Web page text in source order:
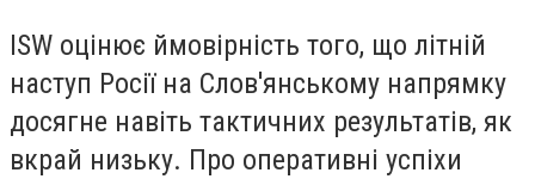
ISW оцінює ймовірність того, що літній
наступ Росії на Слов'янському напрямку
досягне навіть тактичних результатів, як
вкрай низьку. Про оперативні успіхи